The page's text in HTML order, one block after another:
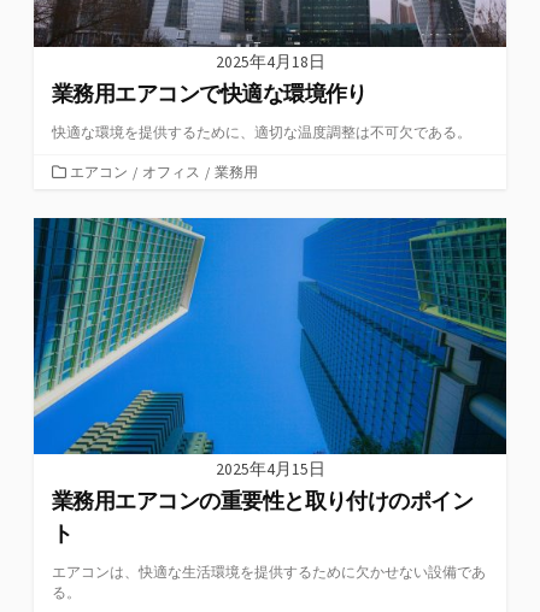
2025年4月18日
業務用エアコンで快適な環境作り
快適な環境を提供するために、適切な温度調整は不可欠である。
カ
ゴ
リ
ー
エアコン / オフィス / 業務用
2025年4月15日
業務用エアコンの重要性と取り付けのポイン
ト
エアコンは、快適な生活環境を提供するために欠かせない設備であ
る。